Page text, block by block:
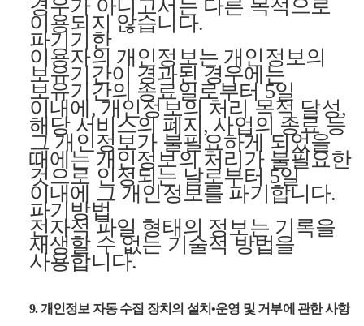
경우가 아니고서는 다른 목적으로
이용되지 않습니다.
파기기한
이용자의 개인정보는 개인정보의
보유기간이 경과된 경우에는
보유기간의 종료일로부터 5일
이내에, 개인정보의 처리 목적 달성,
해당 서비스의 폐지, 사업의 종료 등
그 개인정보가 불필요하게 되었을
때에는 개인정보의 처리가 불필요한
것으로 인정되는 날로부터 5일
이내에 그 개인정보를 파기합니다.
파기방법
전자적 파일 형태의 정보는 기록을
재생할 수 없는 기술적 방법을
사용합니다.
9. 개인정보 자동 수집 장치의 설치•운영 및 거부에 관한 사항